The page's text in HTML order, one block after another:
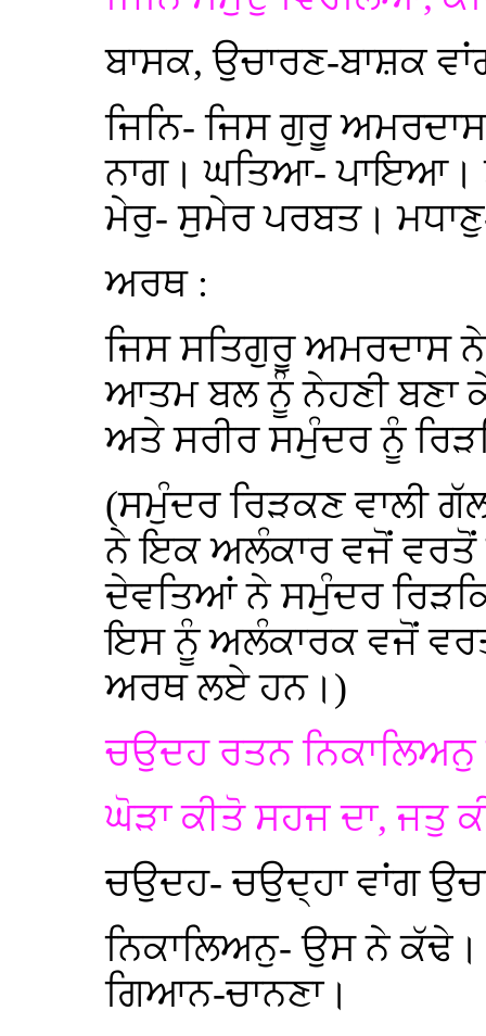
ਬਾਸਕ, ਉਚਾਰਣ-ਬਾਸ਼ਕ
ਜਿਨਿ- ਜਿਸ ਗੁਰੂ
ਨਾਗ। ਘਤਿਆ- ਪਾਇਆ।
ਮੇਰੁ- ਸੁਮੇਰ ਪਰਬਤ।
ਅਰਥ :
ਜਿਸ ਸਤਿਗੁਰੂ ਅਮਰਦਾਸ
ਆਤਮ ਬਲ ਨੂੰ ਨੇਹਣੀ ਬਣਾ
ਅਤੇ ਸਰੀਰ ਸਮੁੰਦਰ ਨੂੰ
(ਸਮੁੰਦਰ ਰਿੜਕਣ ਵਾਲੀ
ਨੇ ਇਕ ਅਲੰਕਾਰ ਵਜੋਂ ਵਰਤੋਂ
ਦੇਵਤਿਆਂ ਨੇ ਸਮੁੰਦਰ
ਇਸ ਨੂੰ ਅਲੰਕਾਰਕ ਵਜੋਂ
ਅਰਥ ਲਏ ਹਨ।)
ਚਉਦਹ ਰਤਨ ਨਿਕਾਲਿਅਨੁ
ਘੋੜਾ ਕੀਤੋ ਸਹਜ ਦਾ, ਜਤੁ
ਚਉਦਹ- ਚਉਦ੍ਹਾ ਵਾਂਗ
ਨਿਕਾਲਿਅਨੁ- ਉਸ ਨੇ ਕੱਢੇ।
ਗਿਆਨ-ਚਾਨਣਾ।